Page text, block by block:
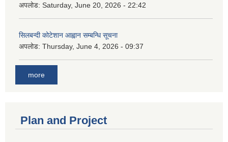
अपलोड: Saturday, June 20, 2026 - 22:42
सिलबन्दी कोटेशान आह्वान सम्बन्धि सूचना
अपलोड: Thursday, June 4, 2026 - 09:37
more
Plan and Project